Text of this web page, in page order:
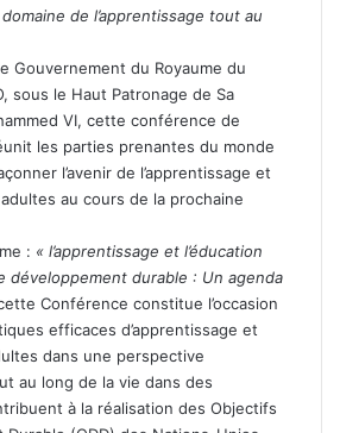
de l’apprentissage tout au
Gouvernement du Royaume du
sous le Haut Patronage de Sa
VI, cette conférence de
les parties prenantes du monde
l’avenir de l’apprentissage et
au cours de la prochaine
: « l’apprentissage et l’éducation
développement durable : Un agenda
Conférence constitue l’occasion
efficaces d’apprentissage et
dans une perspective
au long de la vie dans des
à la réalisation des Objectifs